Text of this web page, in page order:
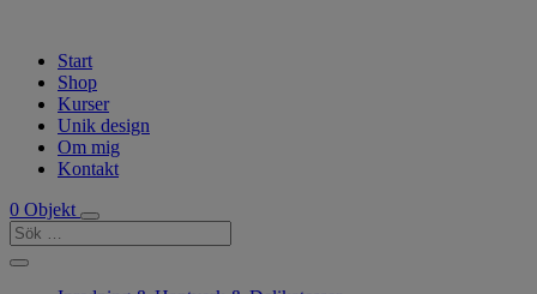
Start
Shop
Kurser
Unik design
Om mig
Kontakt
0 Objekt